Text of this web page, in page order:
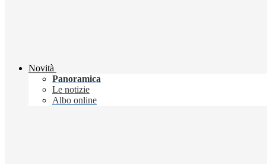
Novità
Panoramica
Le notizie
Albo online